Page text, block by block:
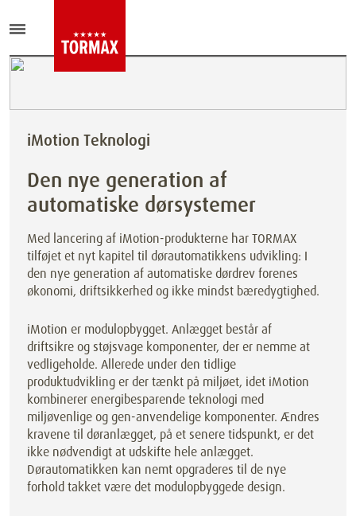
iMotion Teknologi
Den nye generation af
automatiske dørsystemer
Med lancering af iMotion-produkterne har TORMAX
tilføjet et nyt kapitel til dørautomatikkens udvikling: I
den nye generation af automatiske dørdrev forenes
økonomi, driftsikkerhed og ikke mindst bæredygtighed.
iMotion er modulopbygget. Anlægget består af
driftsikre og støjsvage komponenter, der er nemme at
vedligeholde. Allerede under den tidlige
produktudvikling er der tænkt på miljøet, idet iMotion
kombinerer energibesparende teknologi med
miljøvenlige og gen-anvendelige komponenter. Ændres
kravene til døranlægget, på et senere tidspunkt, er det
ikke nødvendigt at udskifte hele anlægget.
Dørautomatikken kan nemt opgraderes til de nye
forhold takket være det modulopbyggede design.